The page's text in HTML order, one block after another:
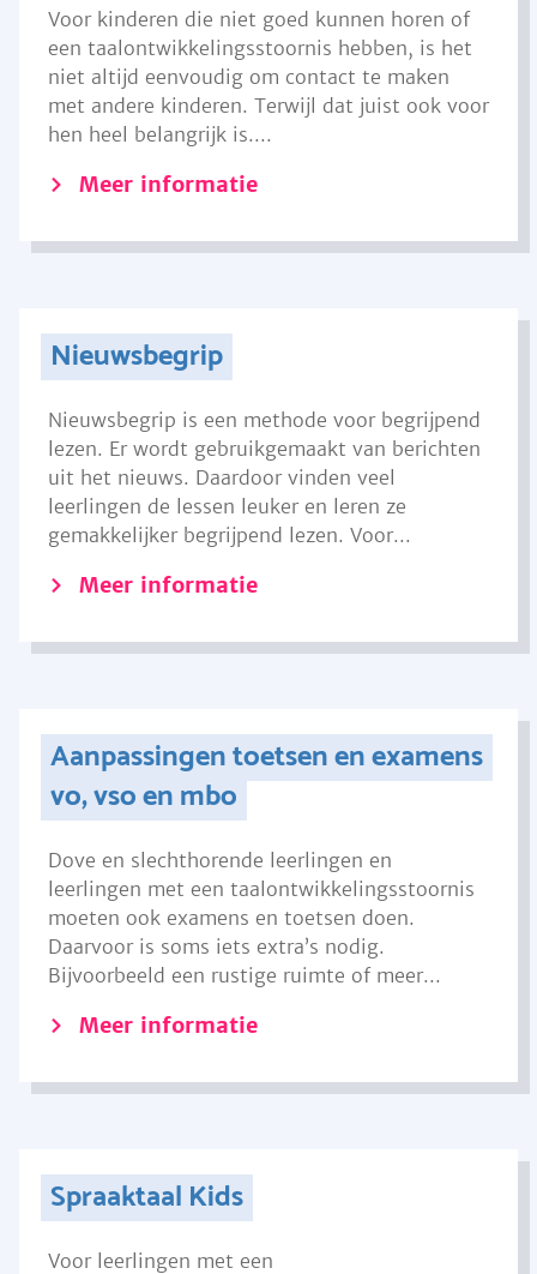
Voor kinderen die niet goed kunnen horen of
een taalontwikkelingsstoornis hebben, is het
niet altijd eenvoudig om contact te maken
met andere kinderen. Terwijl dat juist ook voor
hen heel belangrijk is....
Meer informatie
Nieuwsbegrip
Nieuwsbegrip is een methode voor begrijpend
lezen. Er wordt gebruikgemaakt van berichten
uit het nieuws. Daardoor vinden veel
leerlingen de lessen leuker en leren ze
gemakkelijker begrijpend lezen. Voor...
Meer informatie
Aanpassingen toetsen en examens
vo, vso en mbo
Dove en slechthorende leerlingen en
leerlingen met een taalontwikkelingsstoornis
moeten ook examens en toetsen doen.
Daarvoor is soms iets extra’s nodig.
Bijvoorbeeld een rustige ruimte of meer...
Meer informatie
Spraaktaal Kids
Voor leerlingen met een